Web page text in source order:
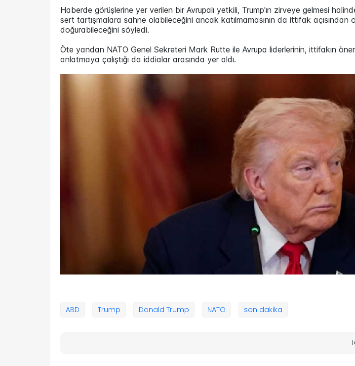
Haberde görüşlerine yer verilen bir Avrupalı yetkili, Trump'ın zirveye gelmesi
sert tartışmalara sahne olabileceğini ancak katılmamasının da ittifak açısından
doğurabileceğini söyledi.
Öte yandan NATO Genel Sekreteri Mark Rutte ile Avrupa liderlerinin, ittifakın
anlatmaya çalıştığı da iddialar arasında yer aldı.
ABD Trump Donald Trump NATO son dakika